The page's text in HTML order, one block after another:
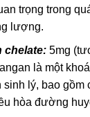
trọng trong
lượng.
chelate:5mg
là một
lý, bao gồm
hòa đường